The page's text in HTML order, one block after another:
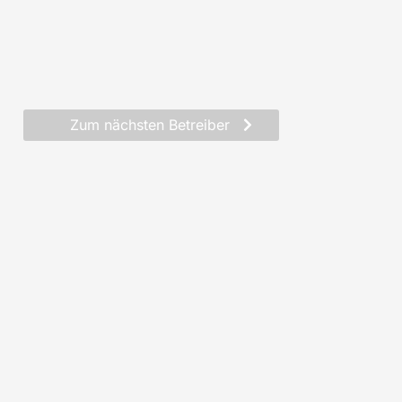
Zum nächsten Betreiber